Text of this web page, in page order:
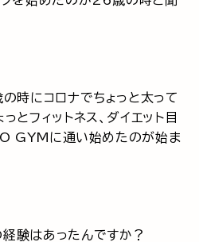
時にコロナでちょっと太って
とフィットネス、ダイエット目
GYMに通い始めたのが始ま
験はあったんですか？